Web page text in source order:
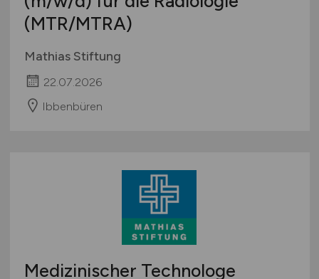
(MTR/MTRA)
Mathias Stiftung
22.07.2026
Ibbenbüren
Medizinischer Technologe